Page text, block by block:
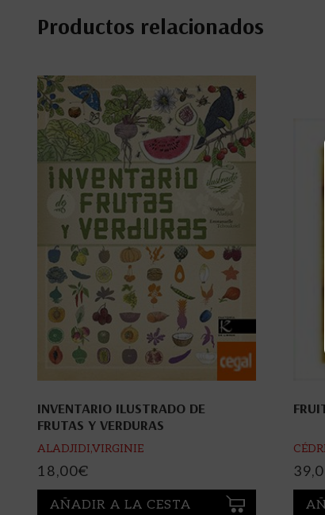
Productos relacionados
INVENTARIO ILUSTRADO DE
FRUTAS Y VERDURAS
ALADJIDI,VIRGINIE
18,00€
AÑADIR A LA CESTA